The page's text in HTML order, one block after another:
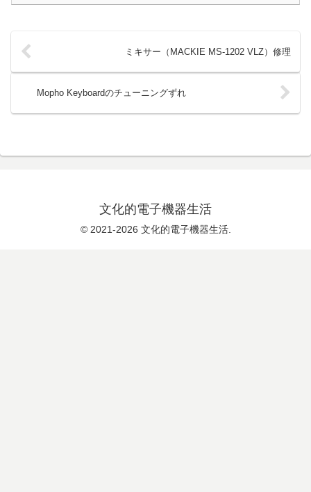
ミキサー（MACKIE MS-1202 VLZ）修理
Mopho Keyboardのチューニングずれ
文化的電子機器生活
© 2021-2026 文化的電子機器生活.